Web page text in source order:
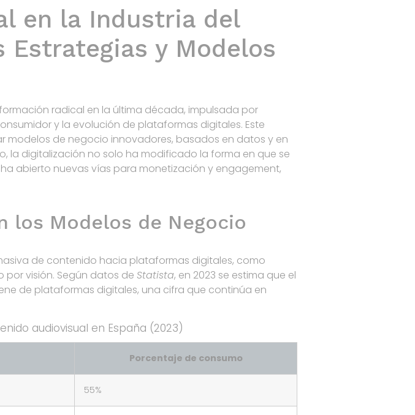
en la Industria del
y Modelos
radical en la última década, impulsada por
y la evolución de plataformas digitales. Este
de negocio innovadores, basados en datos y en
la digitalización no solo ha modificado la forma en que se
abierto nuevas vías para monetización y engagement,
los Modelos de Negocio
de contenido hacia plataformas digitales, como
por visión. Según datos de Statista, en 2023 se estima que el
de plataformas digitales, una cifra que continúa en
audiovisual en España (2023)
Porcentaje de consumo
55%